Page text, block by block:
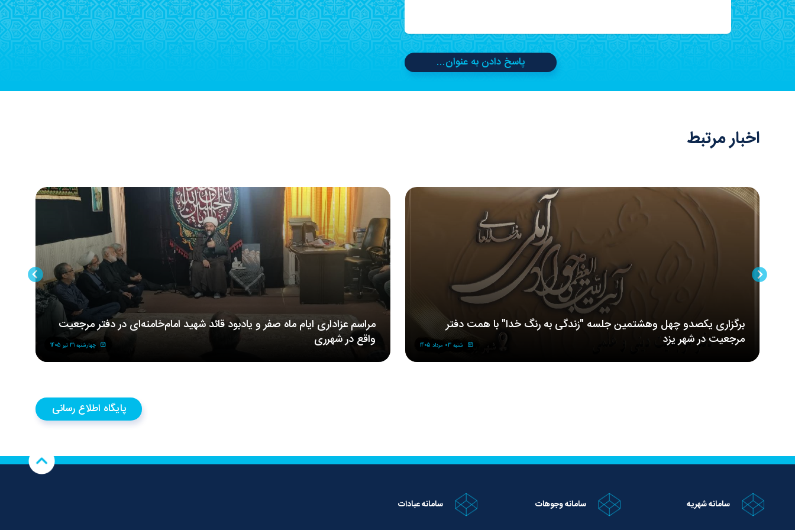
پاسخ دادن به عنوان...
اخبار مرتبط
برگزاری یکصدو چهل وهشتمین جلسه "زندگی به رنگ خدا" با همت دفتر
مرجعیت در شهر یزد
شنبه 03 مرداد 1405
مراسم‌ عزاداری‌ ایام ماه صفر و یادبود قائد شهید امام‌خامنه‌ای در دفتر مرجعیت
واقع در شهرری
چهارشنبه 31 تیر 1405
پایگاه اطلاع رسانی
سامانه شهریه سامانه وجوهات سامانه عبادات